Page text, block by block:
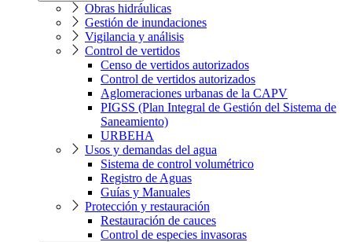
Obras hidráulicas
Gestión de inundaciones
Vigilancia y análisis
Control de vertidos
Censo de vertidos autorizados
Control de vertidos autorizados
Aglomeraciones urbanas de la CAPV
PIGSS (Plan Integral de Gestión del Sistema de
Saneamiento)
URBEHA
Usos y demandas del agua
Sistema de control volumétrico
Registro de Aguas
Guías y Manuales
Protección y restauración
Restauración de cauces
Control de especies invasoras